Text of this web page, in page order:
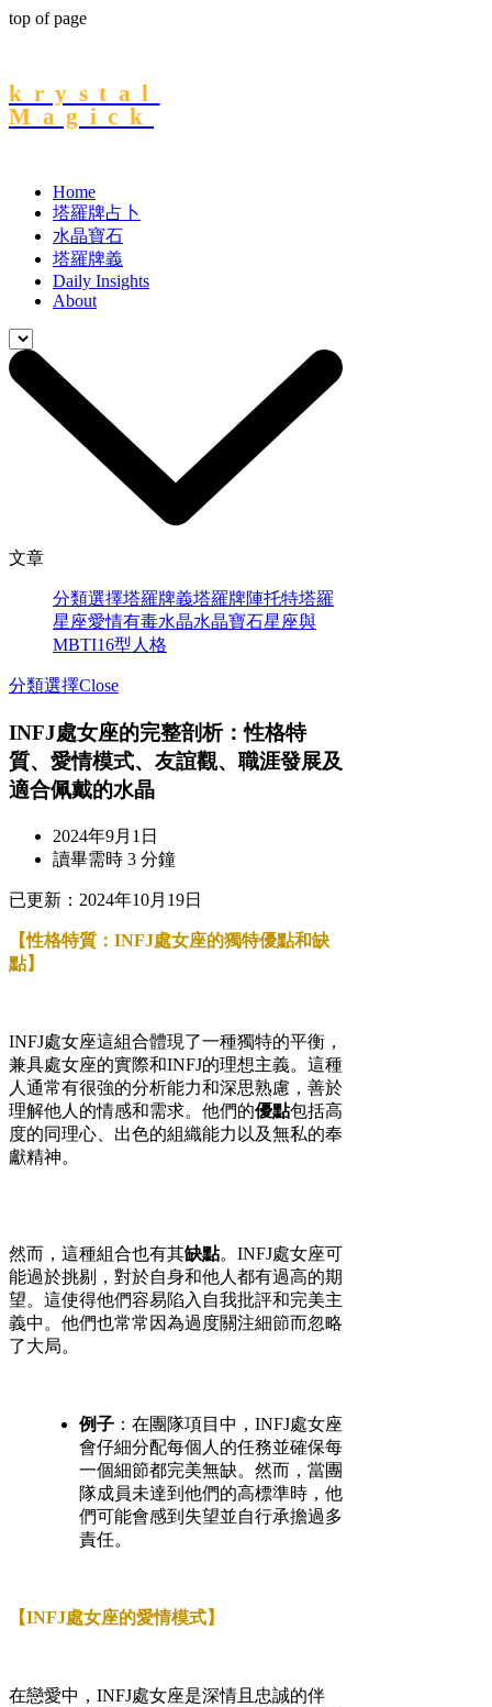
top of page
krystal
Magick
Home
塔羅牌占卜
水晶寶石
塔羅牌義
Daily Insights
About
文章
分類選擇塔羅牌義塔羅牌陣托特塔羅
星座愛情有毒水晶水晶寶石星座與
MBTI16型人格
分類選擇Close
INFJ處女座的完整剖析：性格特
質、愛情模式、友誼觀、職涯發展及
適合佩戴的水晶
2024年9月1日
讀畢需時 3 分鐘
已更新： 2024年10月19日
【性格特質：INFJ處女座的獨特優點和缺
點】
INFJ處女座這組合體現了一種獨特的平衡，
兼具處女座的實際和INFJ的理想主義。這種
人通常有很強的分析能力和深思熟慮，善於
理解他人的情感和需求。他們的優點包括高
度的同理心、出色的組織能力以及無私的奉
獻精神。
然而，這種組合也有其缺點。INFJ處女座可
能過於挑剔，對於自身和他人都有過高的期
望。這使得他們容易陷入自我批評和完美主
義中。他們也常常因為過度關注細節而忽略
了大局。
例子 ：在團隊項目中，INFJ處女座
會仔細分配每個人的任務並確保每
一個細節都完美無缺。然而，當團
隊成員未達到他們的高標準時，他
們可能會感到失望並自行承擔過多
責任。
【INFJ處女座的愛情模式】
在戀愛中，INFJ處女座是深情且忠誠的伴